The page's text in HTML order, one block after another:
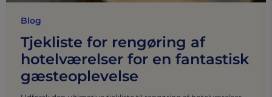
Blog
Tjekliste for rengøring af
hotelværelser for en fantastisk
gæsteoplevelse